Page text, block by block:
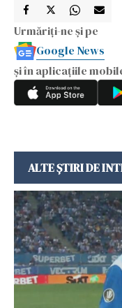
Urmăriți-ne și pe
Google News
și în aplicațiile
ALTE ȘTIRI DE